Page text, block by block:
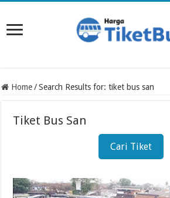
Home / Search Results for: tiket bus san
Tiket Bus San
Cari Tiket